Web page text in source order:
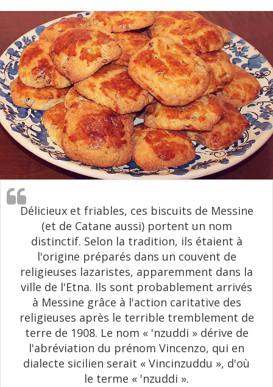
Délicieux et friables, ces biscuits de Messine
(et de Catane aussi) portent un nom
distinctif. Selon la tradition, ils étaient à
l'origine préparés dans un couvent de
religieuses lazaristes, apparemment dans la
ville de l'Etna. Ils sont probablement arrivés
à Messine grâce à l'action caritative des
religieuses après le terrible tremblement de
terre de 1908. Le nom « 'nzuddi » dérive de
l'abréviation du prénom Vincenzo, qui en
dialecte sicilien serait « Vincinzuddu », d'où
le terme « 'nzuddi ».